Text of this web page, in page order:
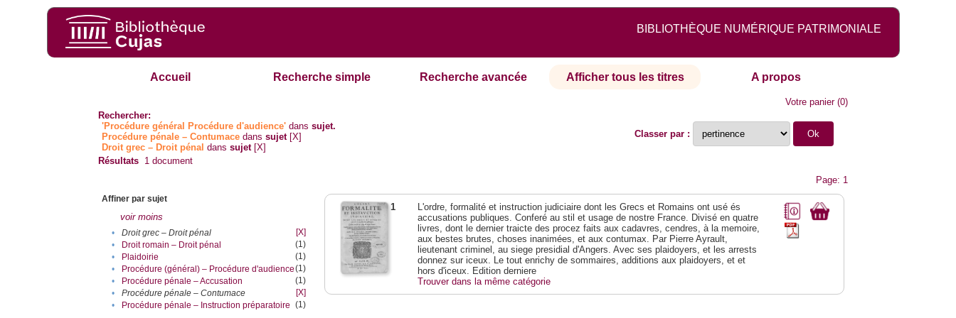
BIBLIOTHÈQUE NUMÉRIQUE PATRIMONIALE
Accueil Recherche simple Recherche avancée Afficher tous les titres A propos
Votre panier(0)
Rechercher:
'Procédure général Procédure d'audience' danssujet.
Procédure pénale – Contumace danssujet [X]
Droit grec – Droit pénal danssujet [X]
Classer par :
Résultats 1 document
Page: 1
Affiner par sujet
voir moins
• Droit grec – Droit pénal
[X]
•
Droit romain – Droit pénal
(1)
•
Plaidoirie
(1)
•
Procédure (général) – Procédure d'audience(1)
•
Procédure pénale – Accusation
(1)
•
Procédure pénale – Contumace
[X]
•
Procédure pénale – Instruction préparatoire (1)
1
L'ordre, formalité et instruction judiciaire dont les Grecs et Romains ont usé és
accusations publiques. Conferé au stil et usage de nostre France. Divisé en quatre
livres, dont le dernier traicte des procez faits aux cadavres, cendres, à la memoire,
aux bestes brutes, choses inanimées, et aux contumax. Par Pierre Ayrault,
lieutenant criminel, au siege presidial d'Angers. Avec ses plaidoyers, et les arrests
donnez sur iceux. Le tout enrichy de sommaires, additions aux plaidoyers, et et
hors d'iceux. Edition derniere
Trouver dans la même catégorie